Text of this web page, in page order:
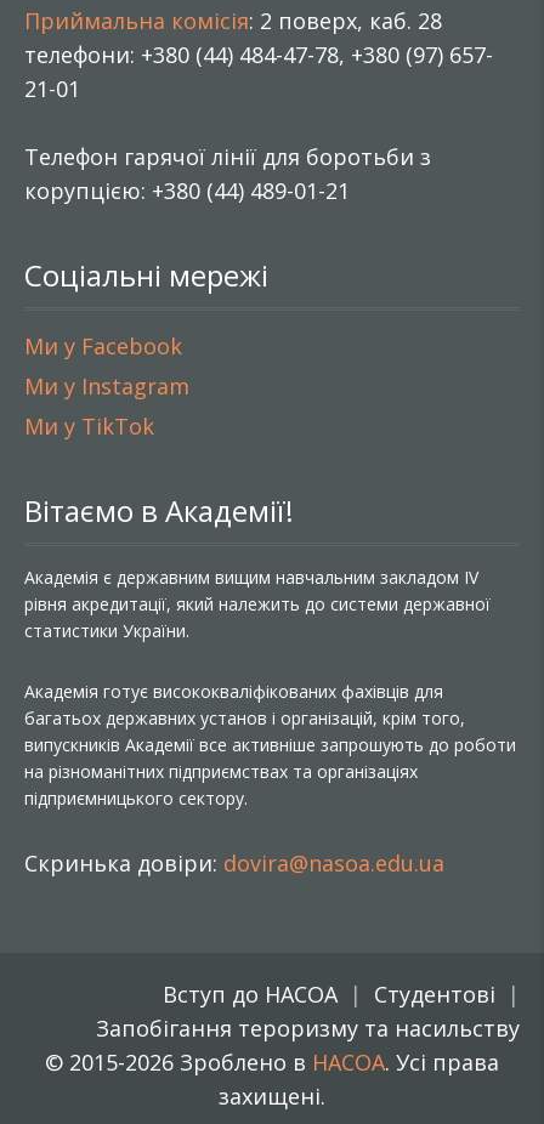
Приймальна комісія: 2 поверх, каб. 28
телефони: +380 (44) 484-47-78, +380 (97) 657-
21-01
Телефон гарячої лінії для боротьби з
корупцією: +380 (44) 489-01-21
Соціальні мережі
Ми у Facebook
Ми у Instagram
Ми у TikTok
Вітаємо в Академії!
Академія є державним вищим навчальним закладом IV
рівня акредитації, який належить до системи державної
статистики України.
Академія готує висококваліфікованих фахівців для
багатьох державних установ і організацій, крім того,
випускників Академії все активніше запрошують до роботи
на різноманітних підприємствах та організаціях
підприємницького сектору.
Скринька довіри: dovira@nasoa.edu.ua
Вступ до НАСОА
Студентові
Запобігання тероризму та насильству
© 2015-2026 Зроблено в НАСОА. Усі права
захищені.